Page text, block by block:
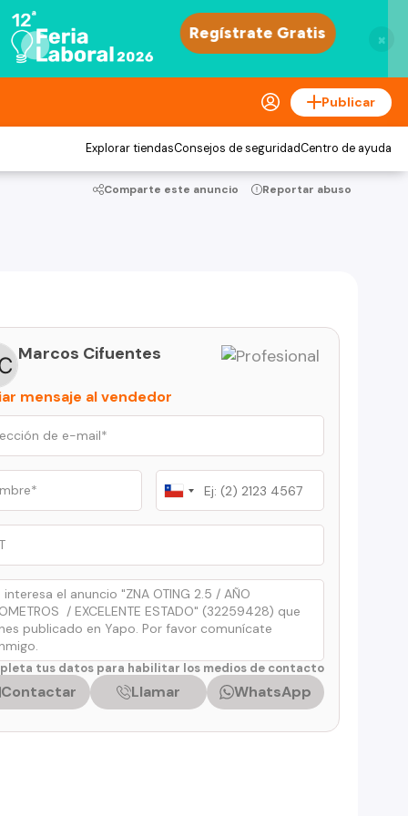
×
Publicar
Explorar tiendasConsejos de seguridadCentro de ayuda
Comparte este anuncio Reportar abuso
Marcos Cifuentes
mensaje al vendedor
Chile
+56
tus datos para habilitar los medios de contacto
Contactar Llamar WhatsApp